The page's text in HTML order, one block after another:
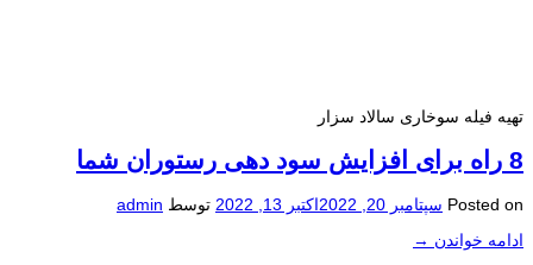
تهیه فیله سوخاری سالاد سزار
8 راه برای افزایش سود دهی رستوران شما
Posted on سپتامبر 20, 2022 اکتبر 13, 2022 توسط admin
ادامه خواندن →